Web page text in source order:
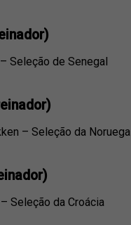
Seleção de Senegal
– Seleção da Noruega
Seleção da Croácia